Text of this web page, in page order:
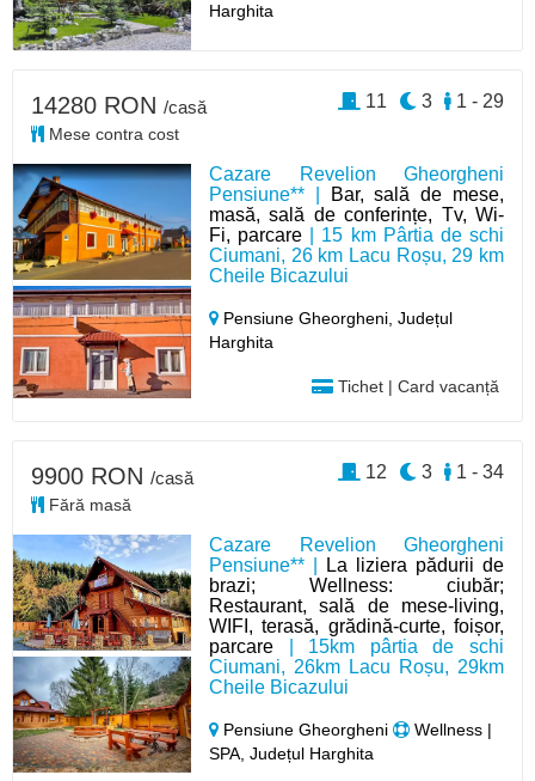
Harghita
Cazare Revelion Gheorgheni
Pensiune** |
Bar, sală de mese,
masă, sală de conferințe, Tv, Wi-
Fi, parcare | 15 km Pârtia de schi
Ciumani, 26 km Lacu Roșu, 29 km
Cheile Bicazului
Pensiune Gheorgheni,Județul
Harghita
Tichet | Card vacanță
14280 RON /casă
Mese contra cost
1 - 29
3
11
Cazare Revelion Gheorgheni
Pensiune** |
La liziera pădurii de
brazi; Wellness: ciubăr;
Restaurant, sală de mese-living,
WIFI, terasă, grădină-curte, foișor,
parcare | 15km pârtia de schi
Ciumani, 26km Lacu Roșu, 29km
Cheile Bicazului
Pensiune Gheorgheni
Wellness |
SPA, Județul Harghita
9900 RON /casă
Fără masă
1 - 34
3
12